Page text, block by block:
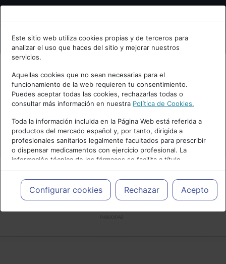
Bienvenid@ a psiquiatria.com
Escribe tu Email
Accede o regístrate con tu email.
Cancelar
Este sitio web utiliza cookies propias y de terceros para
analizar el uso que haces del sitio y mejorar nuestros
servicios.
Aquellas cookies que no sean necesarias para el
funcionamiento de la web requieren tu consentimiento.
Puedes aceptar todas las cookies, rechazarlas todas o
consultar más información en nuestra Política de Cookies.
Toda la información incluida en la Página Web está referida a
productos del mercado español y, por tanto, dirigida a
profesionales sanitarios legalmente facultados para prescribir
o dispensar medicamentos con ejercicio profesional. La
información técnica de los fármacos se facilita a título
meramente informativo, siendo responsabilidad de los
profesionales facultados prescribir medicamentos y decidir, en
cada caso concreto, el tratamiento más adecuado a las
necesidades del paciente.
Configurar cookies Rechazar Acepto